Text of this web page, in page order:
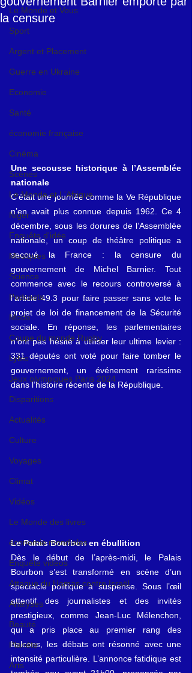
Le Monde et Vous
Sport
Argent et Placement
Guerre en Ukraine
Economie
Santé
économie française
Cinéma
Scènes
Le Monde et L'Afrique
Niger
Enquête d'idée
Musiques
Science
Podcasts
Mode
Coupe du monde Rugby
Lybie
Jeux olympiques Paris 2024
Disparitions
Actualités
Culture
Voyages
Climat
Vidéos
Le Monde des livres
économie mondiales
Enquête vidéos
Attaque du Hamas contre Israël
Analyses
Beauté
Planète
Arts
la censure
Une secousse historique à l’Assemblée
nationale
C’était une journée comme la Ve République
n’en avait plus connue depuis 1962. Ce 4
décembre, sous les dorures de l’Assemblée
nationale, un coup de théâtre politique a
secoué la France : la censure du
gouvernement de Michel Barnier. Tout
commence avec le recours controversé à
l’article 49.3 pour faire passer sans vote le
projet de loi de financement de la Sécurité
sociale. En réponse, les parlementaires
n’ont pas hésité à utiliser leur ultime levier :
331 députés ont voté pour faire tomber le
gouvernement, un événement rarissime
dans l’histoire récente de la République.
Le Palais Bourbon en ébullition
Dès le début de l’après-midi, le Palais
Bourbon s’est transformé en scène d’un
spectacle politique à suspense. Sous l’œil
attentif des journalistes et des invités
prestigieux, comme Jean-Luc Mélenchon,
qui a pris place au premier rang des
balcons, les débats ont résonné avec une
intensité particulière. L’annonce fatidique est